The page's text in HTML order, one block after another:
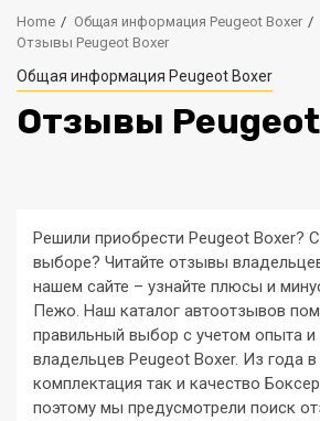
Home
Общая информация Peugeot Boxer
Отзывы Peugeot Boxer
Общая информация Peugeot Boxer
Отзывы
Решили приобрести Peugeot Boxer?
выборе? Читайте отзывы
нашем сайте – узнайте плюсы и
Пежо. Наш каталог автоотзывов
правильный выбор с учетом опыта и
владельцев Peugeot Boxer. Из года
комплектация так и качество
поэтому мы предусмотрели поиск